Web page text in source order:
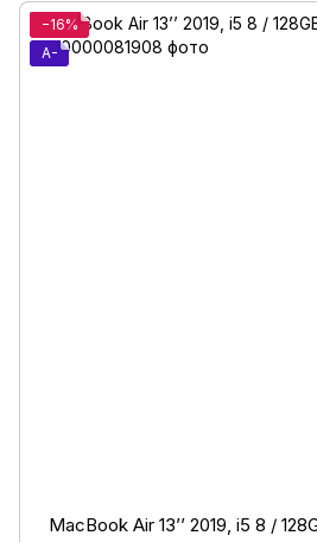
−16%
A-
MacBook Air 13’’ 2019, i5 8 /